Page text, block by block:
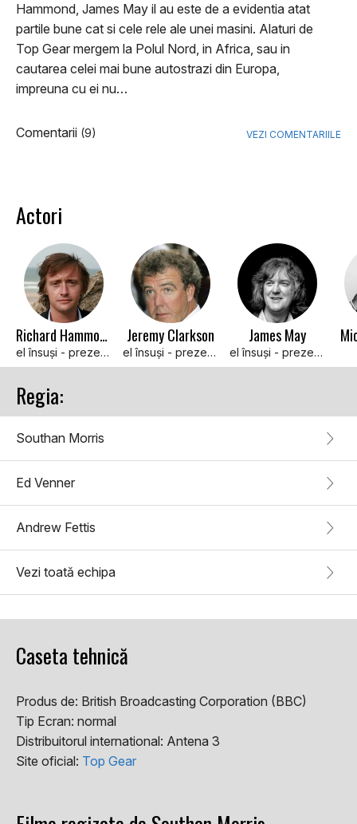
Hammond, James May il au este de a evidentia atat
partile bune cat si cele rele ale unei masini. Alaturi de
Top Gear mergem la Polul Nord, in Africa, sau in
cautarea celei mai bune autostrazi din Europa,
impreuna cu ei nu…
Comentarii (9) VEZI COMENTARIILE
Actori
Richard Hammond
el însuşi - prezentator (121 episoade, 2002-2010)
Jeremy Clarkson
el însuşi - prezentator (121 episodes, 2002-2010)
James May
el însuşi - prezentator (111 episodes, 2003-2010)
Regia:
Southan Morris
Ed Venner
Andrew Fettis
Vezi toată echipa
Caseta tehnică
Produs de: British Broadcasting Corporation (BBC)
Tip Ecran: normal
Distribuitorul international: Antena 3
Site oficial: Top Gear